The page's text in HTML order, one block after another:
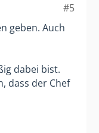
#5
geben. Auch
dabei bist.
dass der Chef